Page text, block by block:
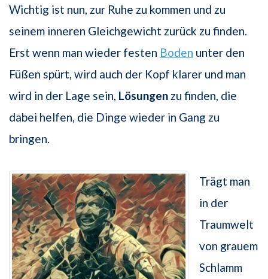
Wichtig ist nun, zur Ruhe zu kommen und zu
seinem inneren Gleichgewicht zurück zu finden.
Erst wenn man wieder festen Boden unter den
Füßen spürt, wird auch der Kopf klarer und man
wird in der Lage sein, Lösungen zu finden, die
dabei helfen, die Dinge wieder in Gang zu
bringen.
Trägt man
in der
Traumwelt
von grauem
Schlamm